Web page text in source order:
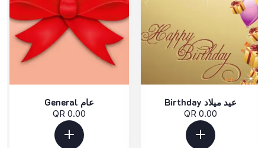
General عام
QR 0.00
Birthday عيد ميلاد
QR 0.00